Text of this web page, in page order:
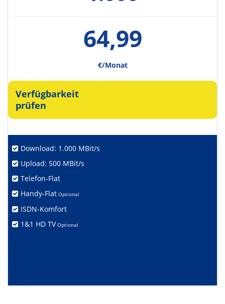
64,99
€/Monat
Verfügbarkeit
prüfen
Download: 1.000 MBit/s
Upload: 500 MBit/s
Telefon-Flat
Handy-Flat Optional
ISDN-Komfort
1&1 HD TV Optional